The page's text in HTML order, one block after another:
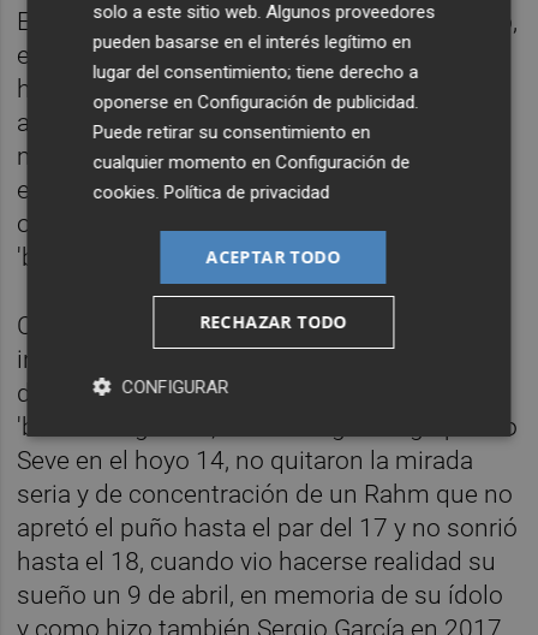
En el cuarto hoyo, con 'bogey' del americano,
el partido estelar quedó empatado. Rahm
había calmado los nervios con un 'birdie'
anterior y el juego de Koepka se notaba
mucho más forzado, a remolque para salvar
el tipo pero sin evitar ceder ya el liderato con
otro 'bogey' en el sexto hoyo. El vasco hizo
'birdie' en el 8.
Con golpes de renta, el león de Barrika pudo
ir con cuidado en el Amen Corner y, a partir
del 13, lanzar el ataque definitivo. Dos
'birdies' seguidos, con un segundo golpe a lo
Seve en el hoyo 14, no quitaron la mirada
seria y de concentración de un Rahm que no
apretó el puño hasta el par del 17 y no sonrió
hasta el 18, cuando vio hacerse realidad su
sueño un 9 de abril, en memoria de su ídolo
solo a este sitio web. Algunos proveedores
pueden basarse en el interés legítimo en
lugar del consentimiento; tiene derecho a
oponerse enConfiguración de publicidad.
Puede retirar su consentimiento en
cualquier momento enConfiguración de
cookies.Política de privacidad
ACEPTAR TODO
RECHAZAR TODO
CONFIGURAR